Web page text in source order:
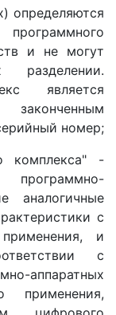
определяются
и не могут
является
законченным
номер;
комплекса" -
программно-
аналогичные
с
и
с
аппаратных
применения,